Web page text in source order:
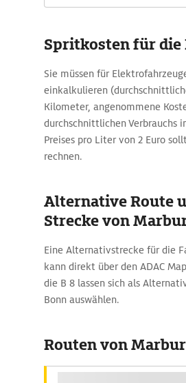
Spritkosten für die
Sie müssen für
einkalkulieren
Kilometer, angenommene
durchschnittlichen Verbrauchs
Preises pro Liter von 2 Euro
rechnen.
Alternative Route
Strecke von
Eine Alternativstrecke für die
kann direkt über den ADAC
die B 8 lassen sich als
Bonn auswählen.
Routen von